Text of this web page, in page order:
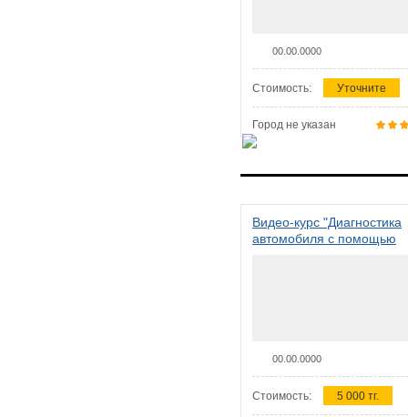
00.00.0000
Стоимость: Уточните
Город не указан
Видео-курс "Диагностика
автомобиля с помощью
00.00.0000
Стоимость: 5 000 тг.